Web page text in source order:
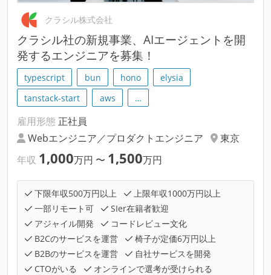
クラシル株式会社
クラシル社の新規事業、AIエージェントを開
発するエンジニアを募集！
typescript bun hono
elysia
tanstack-start
aws …
雇用形態 正社員
Webエンジニア／プロダクトエンジニア
東京
年収 1,000万円 〜 1,500万円
下限年収500万円以上
上限年収1000万円以上
一部リモート可
SIer在籍者歓迎
アジャイル開発
コードレビュー文化
B2Cのサービスを運営
椅子が定価6万円以上
B2Bのサービスを運営
自社サービスを開発
CTOがいる
オンラインで選考が受けられる